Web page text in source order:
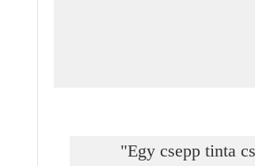
"Egy csepp tinta